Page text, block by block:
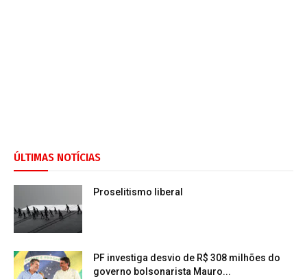
ÚLTIMAS NOTÍCIAS
Proselitismo liberal
PF investiga desvio de R$ 308 milhões do
governo bolsonarista Mauro...